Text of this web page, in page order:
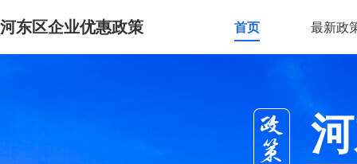
河东区企业优惠政策 首页 最新政